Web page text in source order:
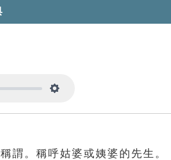
謂。稱呼姑婆或姨婆的先生。